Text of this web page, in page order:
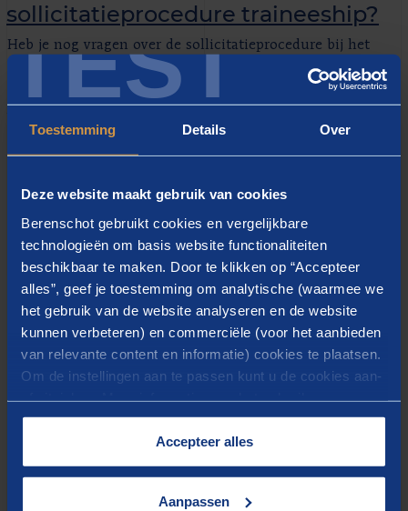
TEST
Toestemming Details Over
Deze website maakt gebruik van cookies
Berenschot gebruikt cookies en vergelijkbare
technologieën om basis website functionaliteiten
beschikbaar te maken. Door te klikken op “Accepteer
alles”, geef je toestemming om analytische (waarmee we
het gebruik van de website analyseren en de website
kunnen verbeteren) en commerciële (voor het aanbieden
van relevante content en informatie) cookies te plaatsen.
Om de instellingen aan te passen kunt u de cookies aan-
cookies op onze website treft u in onze
Accepteer alles
Aanpassen
sollicitatieprocedure traineeship?
Heb je nog vragen over de sollicitatieprocedure bij het
traineeship? Neem dan gerust contact op met onze
werkenbij@berenschot.nl
. Zij helpen je graag
Blijf op de hoogte van onze
vacatures
Meld je aan voor onze nieuwsbrief
AANMELDEN